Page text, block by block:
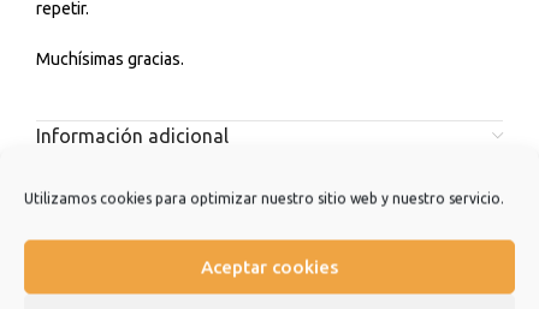
Utilizamos cookies para optimizar nuestro sitio web y nuestro servicio.
Aceptar cookies
repetir.
Muchísimas gracias.
Información adicional
Productos relacionados